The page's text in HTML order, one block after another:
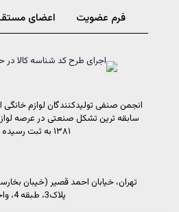
فرم عضویت اعضای
انجمن صنفی تولیدکنندگان لوازم خانگی
سابقه ترین تشکل صنعتی در عرصه
۱۳۸۱ به ثبت رسیده است.
تهران، خیابان احمد قصیر (خیبان
پلاک3، طبقه 4، واحد 7